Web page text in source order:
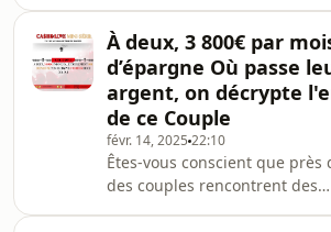
conseillons de louer des
personnels, tels que des
des équipements, pour
stratégies d’épargne pour
tout en soulignant
vision financière partagée.
l'inflation augmente et que les
salaires stagnent, il devient
de ne pas se reposer
la retraite comme source de
futurs. Dans cet épisode, nous
exp
À deux, 3 800€ par
d’épargne Où passe
argent, on décrypte
de ce Couple
févr. 14, 2025 22:10
Êtes-vous conscient que près
des couples rencontrent des